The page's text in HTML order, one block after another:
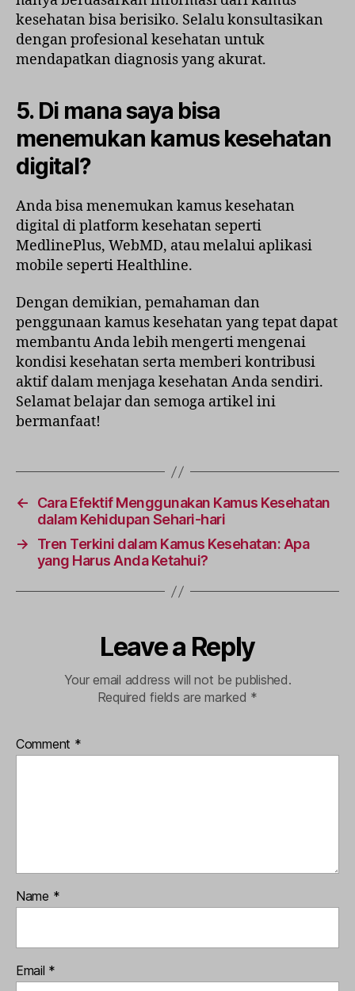
kesehatan bisa berisiko. Selalu konsultasikan
dengan profesional kesehatan untuk
mendapatkan diagnosis yang akurat.
5. Di mana saya bisa
menemukan kamus kesehatan
digital?
Anda bisa menemukan kamus kesehatan
digital di platform kesehatan seperti
MedlinePlus, WebMD, atau melalui aplikasi
mobile seperti Healthline.
Dengan demikian, pemahaman dan
penggunaan kamus kesehatan yang tepat dapat
membantu Anda lebih mengerti mengenai
kondisi kesehatan serta memberi kontribusi
aktif dalam menjaga kesehatan Anda sendiri.
Selamat belajar dan semoga artikel ini
bermanfaat!
←
Cara Efektif Menggunakan Kamus Kesehatan
dalam Kehidupan Sehari-hari
→
Tren Terkini dalam Kamus Kesehatan: Apa
yang Harus Anda Ketahui?
Leave a Reply
Your email address will not be published.
Required fields are marked *
Comment *
Name *
Email *